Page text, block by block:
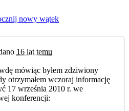
nowy wątek
16 lat temu
mówiąc byłem zdziwiony
otrzymałem wczoraj informację
17 września 2010 r. we
konferencji: